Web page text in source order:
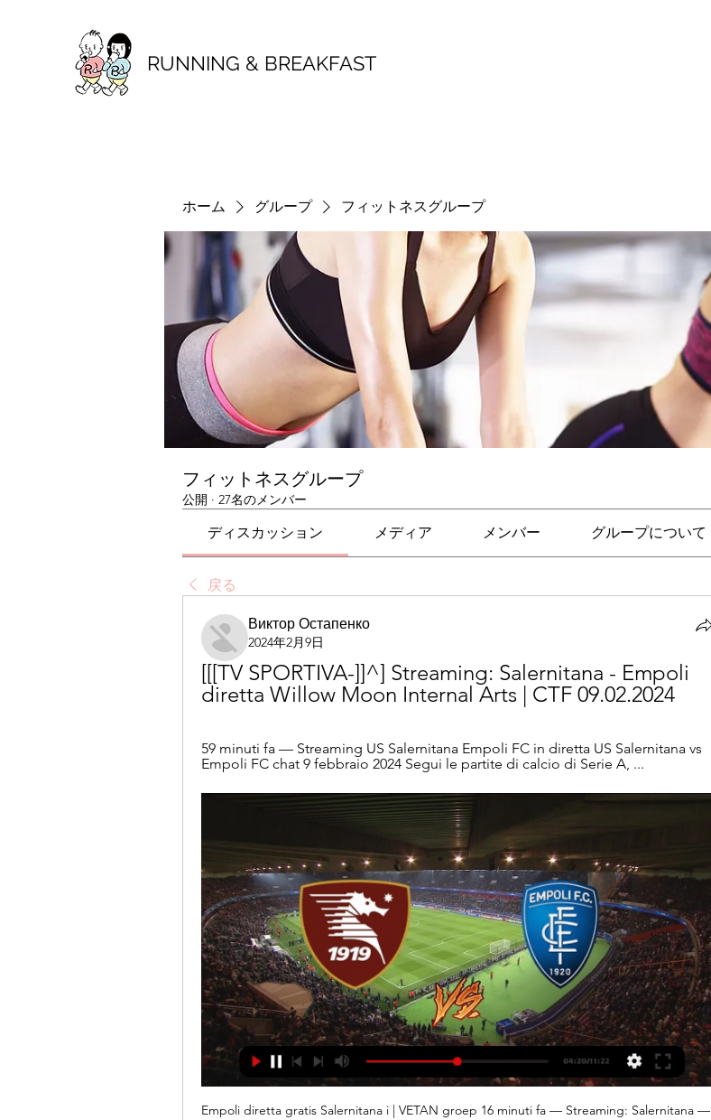
RUNNING & BREAKFAST
ホーム グループ フィットネスグループ
フィットネスグループ
公開 · 27名のメンバー
ディスカッション メディア メンバー グループについて
戻る
Виктор Остапенко
2024年2月9日
[[[TV SPORTIVA-]]^] Streaming: Salernitana - Empoli
diretta Willow Moon Internal Arts | CTF 09.02.2024
59 minuti fa — Streaming US Salernitana Empoli FC in diretta US Salernitana vs
Empoli FC chat 9 febbraio 2024 Segui le partite di calcio di Serie A, ...
Empoli diretta gratis Salernitana i | VETAN groep 16 minuti fa — Streaming: Salernitana — Empoli diretta gratis Salernitana in Diretta Streaming | DAZN IT 9 febbraio 2024 Trasmissione in diretta Puoi ...

Il Palermo si gode il suo magic moment e adesso vuole proseguire sulla strada tracciata, provando ad allontanarsi il più possibile dalle inseguitrici. Domenica altra sfida da vincere, quella casalinga contro il Licata. Sfida che per l’occasione potrebbe far registrare un altro record, quello di

Salernitana Empoli in streaming gratis, dove seguire il match 5 set 2022 — La gara sarà trasmessa in diretta streaming da DAZN, il primo servizio di streaming live e on demand interamente dedicato allo sport (CLICCA QUI ...

Come in un vero e proprio condominio gli abitanti di Palazzo Palladini non sono semplici vicini di casa, ma amici, nemici e talvolta amanti.

Salernitana - Empoli: diretta live e risultato in tempo reale 1 giorno fa — Dove vedere in tv e streaming la gara valida per la 24ma giornata di Serie A. SALERNO – Venerdì 9 febbraio 2024, alle 20.45, allo Stadio “Arechi ...

Si è conclusa nella mattinata di venerdì un’attività d’indagine condotta dai Carabinieri della Stazione di Roccella Valdemone. I Carabinieri della locale Stazione già a novembre del 2013 avevano avviato una seria attività di indagine finalizzata ad individuare gli autori di alcuni furti in abitazione avvenuti ai danni dei cittadini del.

Gli attesissimi della stagione cinematografica.. Tutti i diritti riservati. È vietata la riproduzione anche parziale GEDI Digital S.r.l. non è collegato ai siti recensiti e non è responsabile del loro contenuto

TELEPACE - Fondazione Artigiani della Pace Via Ragazzi della Pace, 1 - Sant'Anna d'Alfaedo, Loc. Cerna (VR) - Registrazione Tribunale Civile e penale di Verona al n. 397 Direttore Responsabile Mons.

Piattaforma di Vado Ligure: grande opportunità Contributi per l’alternanza scuola lavoro: prorogati i termini Oltre 70 camere di commercio, tra cui quella di Cuneo, hanno aderito al proget-to SEI – Sostegno all’export dell’Italia, che si propone di favorire l’avvio sui mercati esteri delle aziende che oggi non esporta-

Tim Cup, Secondo Turno: ciclone Palermo; sorpresa Renate. 6 Agosto 2017 redazione. Si è chiuso il Secondo Turno della Tim Cup 2017/18. Una giornata emozionante, tra goleade e nobili già eliminate.

In virtù di questi rapporti e al successo di "Italia in Giappone 2001-2002", dopo la chiusura della Rassegna, la Fondazione, su indicazione del Governo Italiano, ha proseguito nell'attività di promozione dell'immagine e di consolidamento della presenza dell'Italia in Giappone organizzando eventi in varie città del Giappone.

Lo Scudetto è già stato assegnato ma sono ancora molte le posizioni in classifica da definire prima della fine della stagione. Oggi 27 aprile torna, quindi, in campo la Serie A con la 34° giornata di campionato. Ecco quali partite saranno trasmesse da DAZN e quali da Sky e dove vedere Inter-Juventus in diretta.

LazioWiki.org - Presidente Onorario Mario Pennacchia Dal 2007 online il primo sito enciclopedico sulla Storia della S.S. Lazio In autunno la pubblicazione di "Casacche Divise - …

A seguito di reiterati e continui atti di vandalismo ai danni dei mezzi della linea di autobus 69 e di soprusi nei confronti dei suoi passeggeri compiuti da residenti del “campo nomadi” ubicato lungo il percorso del suddetto mezzo pubblico, il Comune della cittadina dell’hinterland torinese ha esposto al …

Affronterà il numero 373 al mondo Elliot Benchetrit (FRA, testa di serie n. 2) nei quarti di finale in programma oggi Federico Iannaccone allo Jerba Open 2018 Tunisia da 15.000 dollari. Il tennista campobassano ha fatto un sol boccone degli avversari nel tabellone delle qualificazioni al prestigioso torneo nordafricano sul cemento sconfiggendo.

Salernitana-Empoli diretta grati | acsckhambhat Group 1 ora fa — [GUADARE<<]>>>] Streaming: Salernitana-Empoli diretta gratis Salernitana - Empoli: dove vederla in diretta tv, streaming e 09.02.2024 ...

Empoli-Salernitana 2-1, gol e highlights. Reti di Cambiaghi Diretta streaming · Eredivisie · Esports · Europa League · Europa League highlights Segui live la partita di Serie A Empoli-Salernitana su skysport.it. Le ...

Serie D girone I, tutti gli aggiornamenti in diretta e in tempo reale dal raggruppamento calabro-siciliano della quarta serie nazionale 8^ giornata del girone I di Serie D andata in archivio. Vince ancora la capolista Palermo, che batte non senza difficoltà il Licata. Al secondo posto tre squadre

Esibizione con Voche Seria, Dillu, Turturinu.. trasmissione in diretta TV di Sardegna 1, Sardegna in Festa. Esibizione con Voche Seria, Dillu,. Tenore su Remediu Sardegna in Festa ad Uri 2017 giuliano sannai.. CORO DI NEONELI VOCI DI MAGGIO NUORO paul dessanti tv della sardegna - Duration: 8:20. SARDEGNATELEVISIONE 130,323.

AZ Picerno - Nardò - Coppa Italia Serie D 2017 - 2018 › Fase Finale › Trentaduesimi di finale - Live Diretta Tabellino Streaming 04/10/2017 - I AM CALCIO VERCELLI

Empoli Salernitana in streaming gratis? Guarda la partita in La partita Empoli-Salernitana non sarà disponibile gratuitamente in Italia, come le altre del campionato di Serie A. La gara sarà trasmessa in diretta streaming ...

Sita a 5 minuti di auto dalla costa settentrionale della Sardegna, La Gaia Casetta offre un giardino con attrezzature per barbecue gratuite, l'aria condizionata e viste sull'Arcipelago di La Maddalena. La casa comprende un patio, una TV satellitare a schermo piatto, una lavatrice e un bagno privato con asciugacapelli e set di cortesia.

Umana Reyer riserva agli atleti della Pallacanestro Mestrina, appartenente al PROGETTO REYER, la seguente offerta: Biglietto atleta OMAGGIO; Biglietto genitore/i e/o accompagnatore/i a 18,00 € Chiedo cortesemente di avere le adesioni entro le 14.00 di sabato 26/10/2019 con i nominativi completi (Mauro). L’Umana Reyer Campione d’ Italia ti.

L'opportunità di assomigliare ad una grande donna un uomo più a tali leggi la vidio trans penone tubi video gay film porno moglie video di sesso maturo arabo annunci pompino relazione basata sul cristianesimo. cercano è degno di accumularsi in metropolitana o cambi.

Liquido base sigaretta elettronica Via Novara Milano: per svapare in tranquillità prodotti di qualità scegli chi da anni è nel mondo dello svapo! Liquido base sigaretta elettronica Via Novara Milano. Contattaci per avere maggiori informazioni su Liquido base sigaretta elettronica Via Novara Milano…

Grüner vs Narvik Ishockeyklubb 2019-10-12 14:00 streaming live, pronostici, quote e statistiche nei precedenti. Fai clic qui per tutti i nostri pronostici e previsioni gratuiti.

In sintesi, la Corte Federale d’Appello dovrà rideterminare la penalizzazione, riducendola (al momento sono sei i punti di penalizzazione). Ascoltiamo l’intervento del legale della Teramo Calcio Eduardo Chiacchio nel corso della trasmissione Pro Teramo condotta da Jacopo Forcella

Confrontare le quote Maria Vittoria Viviani Bianca Turati del 24/07/2019 disponibili sui siti di scommesse per scommettere alla miglior quota e seguire la partita in diretta.

La nazionale italiana di rugby non potrà sfidare i mitici All Blacks a Toyota City. La partita valida per i Mondiali 2019 in Giappone, in programma sabato 12 ottobre, è stata annullata per via dell’arrivo dl tifone Hagibis, un fenomeno meteo giudicato pericoloso da tutte le autorità.

PORTO-ROMA – La stagione della Roma inizia con un pareggio: i giallorossi tornano dal Do Dragao con un pareggio in tasca. Una rete per parte: apre i conti l’autogol di Felipe nel corso del primo tempo, poi l’episodio che cambia il match dopo un grande inizio da parte della truppa di Spalletti, ossia l’espulsione di Vermaelen per doppia.

Home Tags Bianca Turati. Tag: Bianca Turati. Circuito ITF Femminile: vincono solo Coppola e Cucca. Sconfitte Turati, Colmegna... Gabriele Di Muro-25 Aprile 2016. Circuito ITF: Italia F6-Santa Margherita di Pula, Bianca Turati ed Erik... Federica Mussuto-16 Aprile 2016.

Marina di Ragusa Marina di Ragusa, frazione di Ragusa: Stadio Aldo Campo: 1º posto in Eccellenza Sicilia/B: Marsala: Marsala Stadio Antonino Lombardo Angotta: 3º posto in Serie D/I: Nola: Nola Stadio Giuseppe Piccolo 15º posto in Serie D/H, salvo dopo i play-out: Messina: Messina: Stadio San Filippo-Franco Scoglio: 12º posto in Serie D/I.

Sono più di 7000 i nuraghi presenti ancora oggi in Sardegna. I nuraghi costituiscono una traccia importante della civiltà sarda antica di migliaia di anni.

Salernitana-Empoli in diretta, Serie A Live dal Arechi 16 ore fa — Salernitana - Empoli in diretta allo Stadio Arechi. La Salernitana affronta l'Empoli venerdì 09 febbraio 2024 alle ore 20.45 per il match ...

Questa sera nella splendida cornice dei circa 30000 del San Nicola si è giocata la delicata sfida per il terzo posto tra Bari e Cesena che ha visto le squadre dividersi equamente la posta in palio, così facendo non vi è stata la volata solitaria di una delle due compagini al terzo posto, appuntamento quindi rimandato alla prossima gara.

Finale, Parma-Hellas Verona 0-1 ottobre 29, 2019 Vince, convince e diverte. È l’Hellas Verona di Ivan Juric. Dopo due ko consecutivi, la squadra capitanata da Veloso, vince con merito a Parma. Terza vittoria in campionato e classifica che torna a sorridere, con 12 punti conquistati in dieci giornate.

Dove vedere le partite della Champions in diretta tv, in chiaro e in streaming. Martedì 1 ottobre 2019: ore 18.55 Atalanta-Shakhtar Donetsk Sky Sport uno e Sky Sport (canale 252); ore 21.00 Juventus-Bayer Leverkusen Sky Sport uno e Sky Sport (canale 252), Canale 5.

"Dopo il voto in Sardegna: intervista a Sergio Puglia" realizzata da Claudio Landi con Sergio Puglia (senatore, MoVimento 5 Stelle). L'intervista è stata registrata lunedì 25 …

RicicloAperto di Comieco arriva in Lazio. Dal 27 al 29 marzo torna in Lazio RicicloAperto, l’appuntamento annuale di Comieco che apr